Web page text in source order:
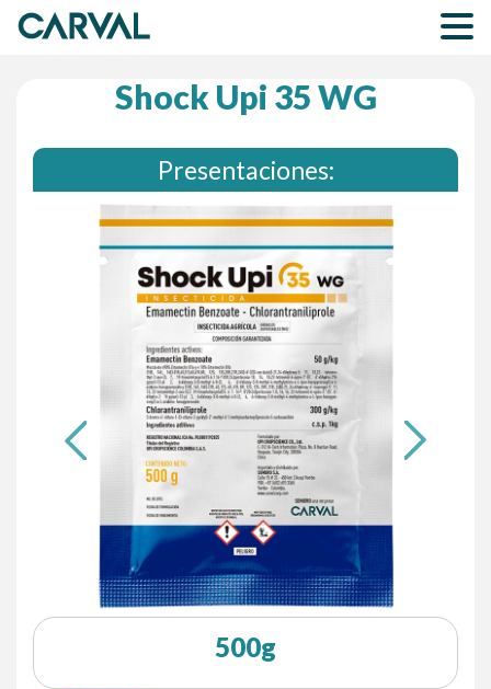
Shock Upi 35 WG
Presentaciones:
500g
Previous Next